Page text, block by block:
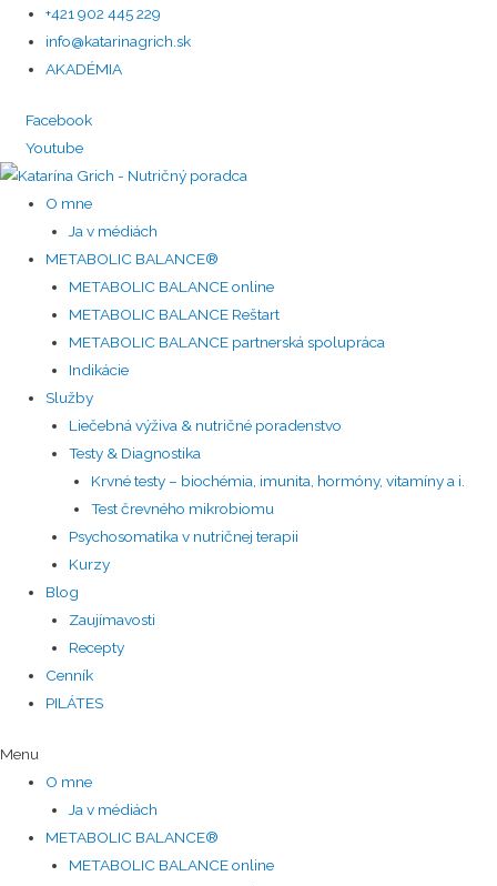
+421 902 445 229
info@katarinagrich.sk
AKADÉMIA
Facebook
Youtube
O mne
Ja v médiách
METABOLIC BALANCE®
METABOLIC BALANCE online
METABOLIC BALANCE Reštart
METABOLIC BALANCE partnerská spolupráca
Indikácie
Služby
Liečebná výživa & nutričné poradenstvo
Testy & Diagnostika
Krvné testy – biochémia, imunita, hormóny, vitamíny a i.
Test črevného mikrobiomu
Psychosomatika v nutričnej terapii
Kurzy
Blog
Zaujímavosti
Recepty
Cenník
PILÁTES
Menu
O mne
Ja v médiách
METABOLIC BALANCE®
METABOLIC BALANCE online